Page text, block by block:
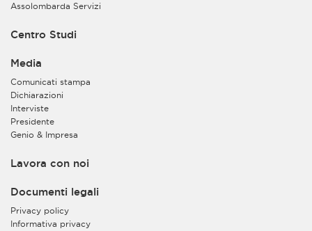
Assolombarda Servizi
Centro Studi
Media
Comunicati stampa
Dichiarazioni
Interviste
Presidente
Genio & Impresa
Lavora con noi
Documenti legali
Privacy policy
Informativa privacy